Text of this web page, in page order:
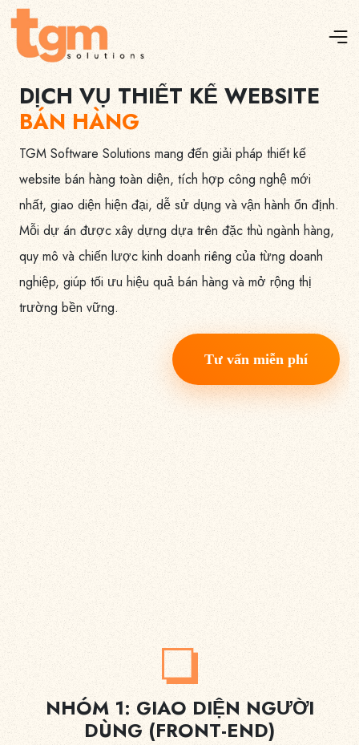
DỊCH VỤ THIẾT KẾ WEBSITE
BÁN HÀNG
TGM Software Solutions mang đến giải pháp thiết kế
website bán hàng toàn diện, tích hợp công nghệ mới
nhất, giao diện hiện đại, dễ sử dụng và vận hành ổn định.
Mỗi dự án được xây dựng dựa trên đặc thù ngành hàng,
quy mô và chiến lược kinh doanh riêng của từng doanh
nghiệp, giúp tối ưu hiệu quả bán hàng và mở rộng thị
trường bền vững.
Tư vấn miễn phí
NHÓM 1: GIAO DIỆN NGƯỜI
DÙNG (FRONT-END)